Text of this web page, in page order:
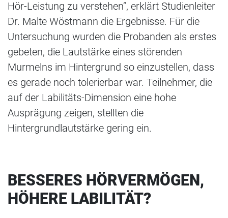
Hör-Leistung zu verstehen“, erklärt Studienleiter
Dr. Malte Wöstmann die Ergebnisse. Für die
Untersuchung wurden die Probanden als erstes
gebeten, die Lautstärke eines störenden
Murmelns im Hintergrund so einzustellen, dass
es gerade noch tolerierbar war. Teilnehmer, die
auf der Labilitäts-Dimension eine hohe
Ausprägung zeigen, stellten die
Hintergrundlautstärke gering ein.
BESSERES HÖRVERMÖGEN,
HÖHERE LABILITÄT?